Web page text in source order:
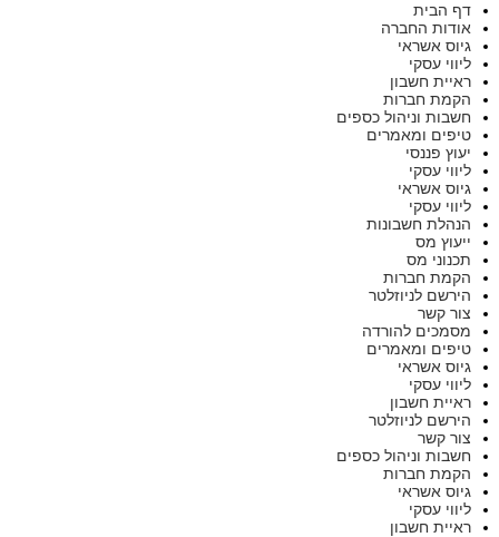
דף הבית
אודות החברה
גיוס אשראי
ליווי עסקי
ראיית חשבון
הקמת חברות
חשבות וניהול כספים
טיפים ומאמרים
יעוץ פננסי
ליווי עסקי
גיוס אשראי
ליווי עסקי
הנהלת חשבונות
ייעוץ מס
תכנוני מס
הקמת חברות
הירשם לניוזלטר
צור קשר
מסמכים להורדה
טיפים ומאמרים
גיוס אשראי
ליווי עסקי
ראיית חשבון
הירשם לניוזלטר
צור קשר
חשבות וניהול כספים
הקמת חברות
גיוס אשראי
ליווי עסקי
ראיית חשבון